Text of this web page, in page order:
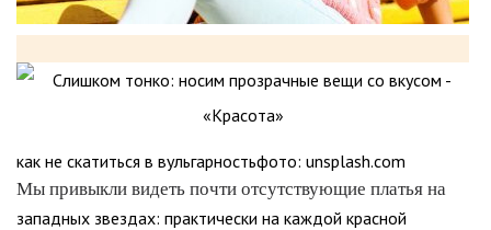
как не скатиться в вульгарностьфото: unsplash.com
Мы привыкли видеть почти отсутствующие платья на
западных звездах: практически на каждой красной